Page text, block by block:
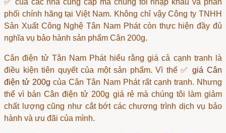
phối chính hãng tại Việt Nam. Không chỉ vậy Công ty TNHH
Sản Xuất Công Nghệ Tân Nam Phát còn thực hiện đầy đủ
nghĩa vụ bảo hành sản phẩm Cân 200g.
Cân điện tử Tân Nam Pháthiểu rằng giá cả cạnh tranh là
điều kiện tiên quyết của một sản phẩm. Vì thế ✅giá Cân
điện tử 200g của Cân Tân Nam Phát rất cạnh tranh. Nhưng
thể vì bánCân điện tử 200g giá rẻmà chúng tôi làm giảm
chất lượng cũng như cắt bớt các chương trình dịch vụ bảo
hành và ưu đãi của mình.